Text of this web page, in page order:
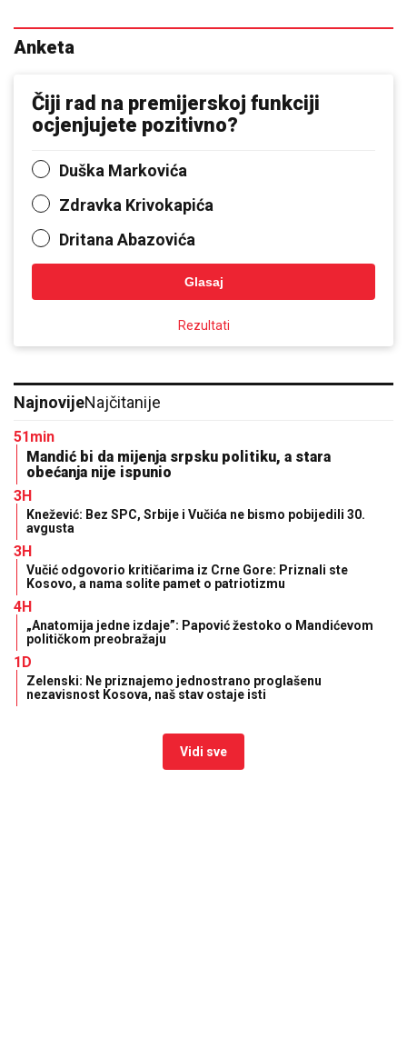
Anketa
Čiji rad na premijerskoj funkciji
ocjenjujete pozitivno?
Duška Markovića
Zdravka Krivokapića
Dritana Abazovića
Glasaj
Rezultati
NajnovijeNajčitanije
51min
Mandić bi da mijenja srpsku politiku, a stara
obećanja nije ispunio
3H
Knežević: Bez SPC, Srbije i Vučića ne bismo pobijedili 30.
avgusta
3H
Vučić odgovorio kritičarima iz Crne Gore: Priznali ste
Kosovo, a nama solite pamet o patriotizmu
4H
„Anatomija jedne izdaje”: Papović žestoko o Mandićevom
političkom preobražaju
1D
Zelenski: Ne priznajemo jednostrano proglašenu
nezavisnost Kosova, naš stav ostaje isti
Vidi sve